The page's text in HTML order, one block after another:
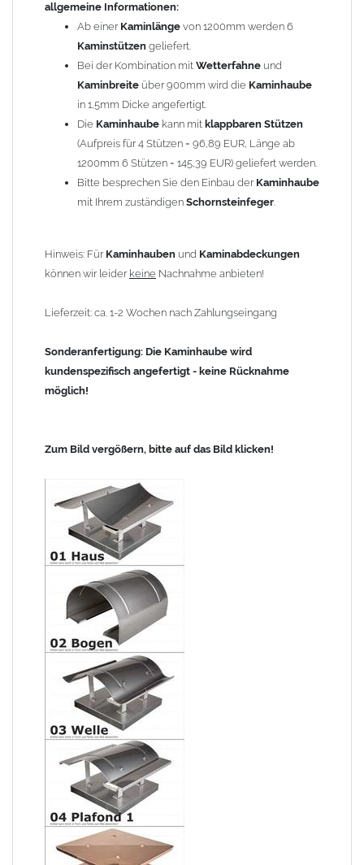
allgemeine Informationen:
Ab einer Kaminlänge von 1200mm werden 6
Kaminstützen geliefert.
Bei der Kombination mit Wetterfahne und
Kaminbreite über 900mm wird die Kaminhaube
in 1,5mm Dicke angefertigt.
Die Kaminhaube kann mit klappbaren Stützen
(Aufpreis für 4 Stützen = 96,89 EUR, Länge ab
1200mm 6 Stützen = 145,39 EUR) geliefert werden.
Bitte besprechen Sie den Einbau der Kaminhaube
mit Ihrem zuständigen Schornsteinfeger.
Hinweis: Für Kaminhauben und Kaminabdeckungen
können wir leider keine Nachnahme anbieten!
Lieferzeit: ca. 1-2 Wochen nach Zahlungseingang
Sonderanfertigung: Die Kaminhaube wird
kundenspezifisch angefertigt - keine Rücknahme
möglich!
Zum Bild vergößern, bitte auf das Bild klicken!